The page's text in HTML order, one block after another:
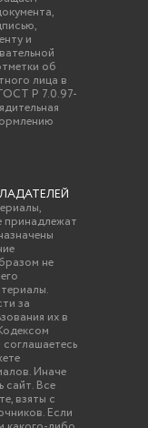
и
об
лица в
Р 7.0.97-
принадлежат
не
за
их в
Иначе
сайт. Все
взяты с
Если